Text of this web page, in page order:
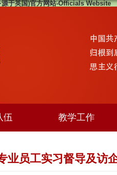
源于英国)官方网站-Officials Website
伍 教学工作
业员工实习督导及访